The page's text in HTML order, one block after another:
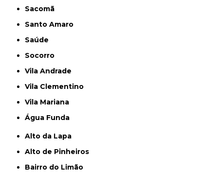
Sacomã
Santo Amaro
Saúde
Socorro
Vila Andrade
Vila Clementino
Vila Mariana
Água Funda
Alto da Lapa
Alto de Pinheiros
Bairro do Limão